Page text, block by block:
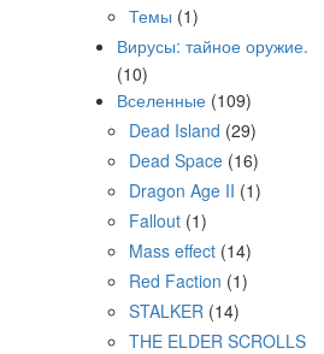
Темы (1)
Вирусы: тайное оружие.
(10)
Вселенные (109)
Dead Island (29)
Dead Space (16)
Dragon Age II (1)
Fallout (1)
Mass effect (14)
Red Faction (1)
STALKER (14)
THE ELDER SCROLLS